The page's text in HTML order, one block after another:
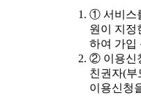
① 서비스
원이 지정
하여 가입
② 이용신
친권자(부
이용신청